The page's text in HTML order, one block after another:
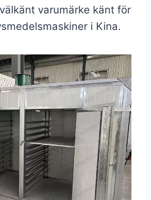
varumärke känt för
i Kina.